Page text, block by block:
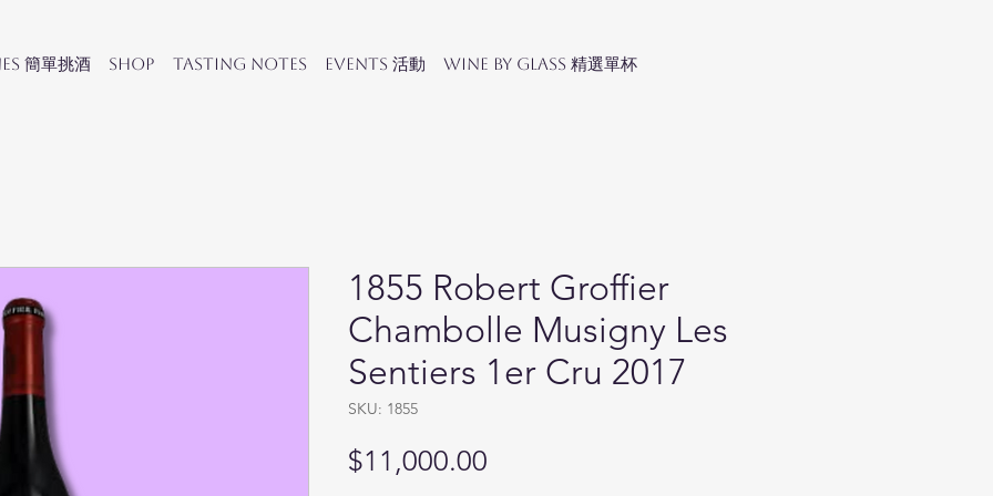
簡單挑酒 SHOP Tasting Notes Events 活動 Wine by Glass 精選單杯
1855 Robert Groffier
Chambolle Musigny Les
Sentiers 1er Cru 2017
SKU: 1855
$11,000.00